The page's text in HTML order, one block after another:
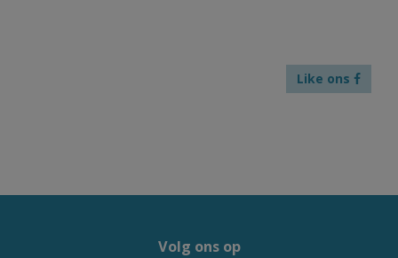
Like ons
Volg ons op